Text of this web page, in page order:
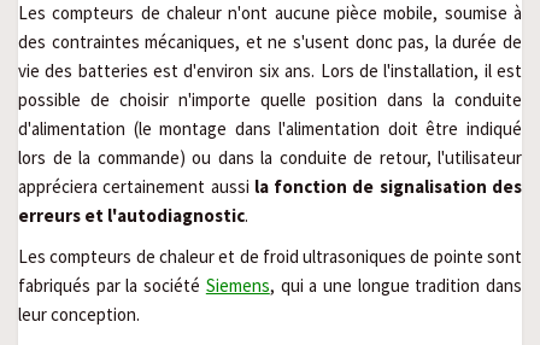
Les compteurs de chaleur n'ont aucune pièce mobile, soumise à
des contraintes mécaniques, et ne s'usent donc pas, la durée de
vie des batteries est d'environ six ans. Lors de l'installation, il est
possible de choisir n'importe quelle position dans la conduite
d'alimentation (le montage dans l'alimentation doit être indiqué
lors de la commande) ou dans la conduite de retour, l'utilisateur
appréciera certainement aussi la fonction de signalisation des
erreurs et l'autodiagnostic.
Les compteurs de chaleur et de froid ultrasoniques de pointe sont
fabriqués par la société Siemens, qui a une longue tradition dans
leur conception.